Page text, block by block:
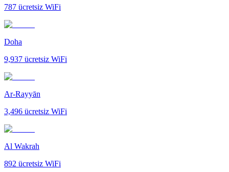
787 ücretsiz WiFi
Doha
9,937 ücretsiz WiFi
Ar-Rayyān
3,496 ücretsiz WiFi
Al Wakrah
892 ücretsiz WiFi